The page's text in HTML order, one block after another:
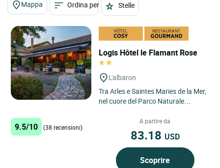
Mappa Ordina per Stelle
Logis Hôtel le Flamant Rose
L'albaron
Tra Arles e Saintes Maries de la Mer,
nel cuore del Parco Naturale
piccolo villaggio di Albaron,...
9.5/10 (38 recensioni)
A partire da
83.18 USD
Scoprire